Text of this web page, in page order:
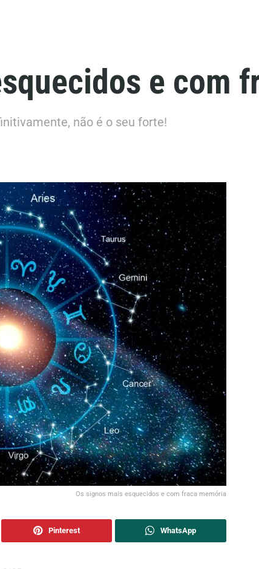
e com
não é o seu forte!
Os signos mais esquecidos e com fraca memória
Pinterest WhatsApp